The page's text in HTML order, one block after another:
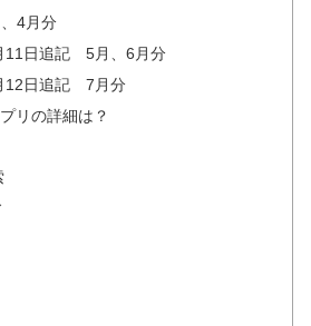
4月分
11日追記 5月、6月分
12日追記 7月分
リの詳細は？